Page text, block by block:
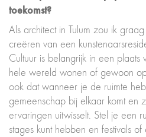
toekomst?
Als architect in Tulum zou ik
creëren van een
Cultuur is belangrijk in een
hele wereld wonen of gewoon
ook dat wanneer je de ruimte
gemeenschap bij elkaar komt en
ervaringen uitwisselt. Stel je een
stages kunt hebben en festivals